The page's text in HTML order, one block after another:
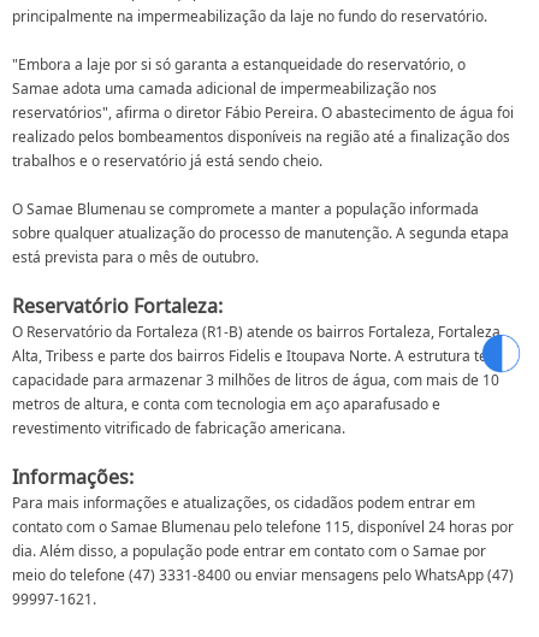
principalmente na impermeabilização da laje no fundo do reservatório.
"Embora a laje por si só garanta a estanqueidade do reservatório, o
Samae adota uma camada adicional de impermeabilização nos
reservatórios", afirma o diretor Fábio Pereira. O abastecimento de água foi
realizado pelos bombeamentos disponíveis na região até a finalização dos
trabalhos e o reservatório já está sendo cheio.
O Samae Blumenau se compromete a manter a população informada
sobre qualquer atualização do processo de manutenção. A segunda etapa
está prevista para o mês de outubro.
Reservatório Fortaleza:
O Reservatório da Fortaleza (R1-B) atende os bairros Fortaleza, Fortaleza
Alta, Tribess e parte dos bairros Fidelis e Itoupava Norte. A estrutura tem
capacidade para armazenar 3 milhões de litros de água, com mais de 10
metros de altura, e conta com tecnologia em aço aparafusado e
revestimento vitrificado de fabricação americana.
Informações:
Para mais informações e atualizações, os cidadãos podem entrar em
contato com o Samae Blumenau pelo telefone 115, disponível 24 horas por
dia. Além disso, a população pode entrar em contato com o Samae por
meio do telefone (47) 3331-8400 ou enviar mensagens pelo WhatsApp (47)
99997-1621.